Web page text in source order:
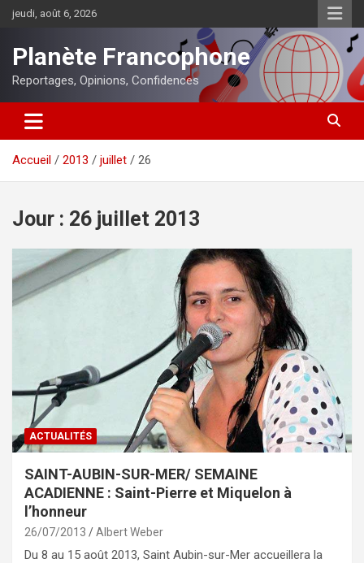
Aller
au
jeudi, août 6, 2026
Planète Francophone
Reportages, Opinions, Confidences
Accueil 2013 juillet 26
Jour : 26 juillet 2013
ACTUALITÉS
SAINT-AUBIN-SUR-MER/ SEMAINE
ACADIENNE : Saint-Pierre et Miquelon à
l’honneur
26/07/2013 Albert Weber
Du 8 au 15 août 2013, Saint Aubin-sur-Mer accueillera la